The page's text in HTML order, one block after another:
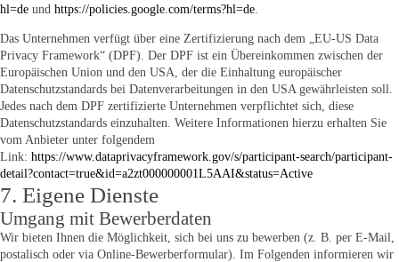
hl=de und https://policies.google.com/terms?hl=de
Das Unternehmen verfügt über eine Zertifizierung nach dem „EU-US Data
Privacy Framework“ (DPF). Der DPF ist ein Übereinkommen zwischen der
Europäischen Union und den USA, der die Einhaltung europäischer
Datenschutzstandards bei Datenverarbeitungen in den USA gewährleisten soll.
Jedes nach dem DPF zertifizierte Unternehmen verpflichtet sich, diese
Datenschutzstandards einzuhalten. Weitere Informationen hierzu erhalten Sie
vom Anbieter unter folgendem
Link: https://www.dataprivacyframework.gov/s/participant-search/participant-
detail?contact=true&id=a2zt000000001L5AAI&status=Active
7. Eigene Dienste
Umgang mit Bewerberdaten
Wir bieten Ihnen die Möglichkeit, sich bei uns zu bewerben (z. B. per E-Mail,
postalisch oder via Online-Bewerberformular). Im Folgenden informieren wir